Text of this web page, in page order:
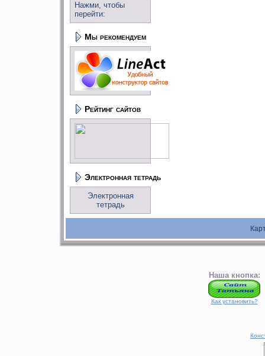
Нажми, чтобы
перейти:
Мы рекомендуем
Рейтинг сайтов
Электронная тетрадь
Электронная
тетрадь
Наша кнопка:
Как установить?